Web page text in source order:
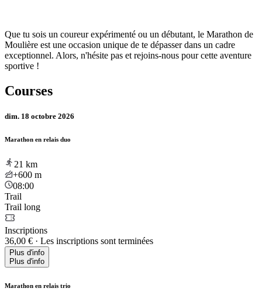
Que tu sois un coureur expérimenté ou un débutant, le Marathon de
Moulière est une occasion unique de te dépasser dans un cadre
exceptionnel. Alors, n'hésite pas et rejoins-nous pour cette aventure
sportive !
Courses
dim. 18 octobre 2026
Marathon en relais duo
21 km
+600 m
08:00
Trail
Trail long
Inscriptions
36,00 € · Les inscriptions sont terminées
Plus d'info
Plus d'info
Marathon en relais trio